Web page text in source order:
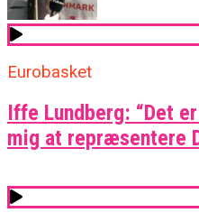
Eurobasket
Iffe Lundberg: “Det
mig at repræsentere